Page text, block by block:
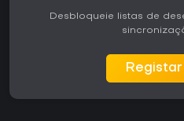
Desbloqueie listas de